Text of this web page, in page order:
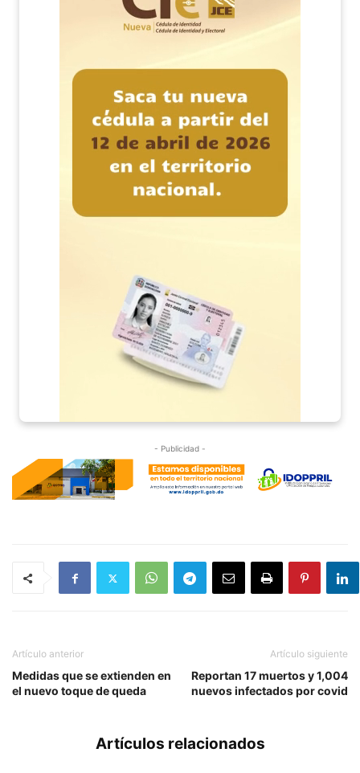
- Publicidad -
Artículo anterior
Medidas que se extienden en
el nuevo toque de queda
Artículo siguiente
Reportan 17 muertos y 1,004
nuevos infectados por covid
Artículos relacionados